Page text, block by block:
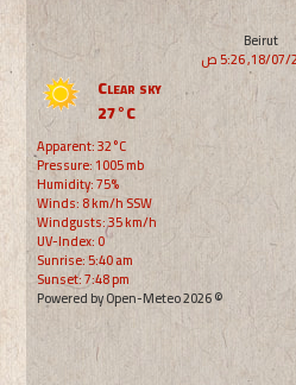
Beirut
5:26 ص
Clear sky
27°C
Apparent: 32°C
Pressure: 1005 mb
Humidity: 75%
Winds: 8 km/h SSW
Windgusts: 35 km/h
UV-Index: 0
Sunrise: 5:40 am
Sunset: 7:48 pm
© 2026 Powered by Open-Meteo